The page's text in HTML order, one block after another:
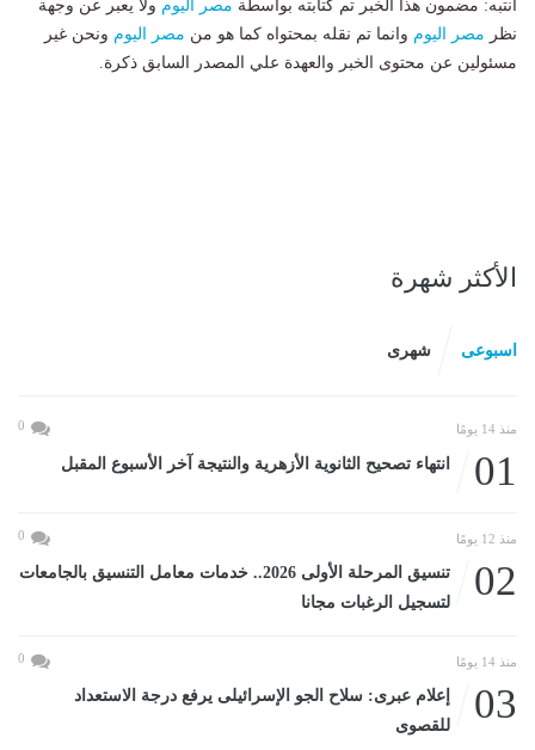
انتبه: مضمون هذا الخبر تم كتابته بواسطة مصر اليوم ولا يعبر عن وجهة
نظر مصر اليوم وانما تم نقله بمحتواه كما هو من مصر اليوم ونحن غير
مسئولين عن محتوى الخبر والعهدة علي المصدر السابق ذكرة.
الأكثر شهرة
اسبوعى شهرى
منذ 14 يومًا 0
01 انتهاء تصحيح الثانوية الأزهرية والنتيجة آخر الأسبوع المقبل
منذ 12 يومًا 0
02
تنسيق المرحلة الأولى 2026.. خدمات معامل التنسيق بالجامعات
لتسجيل الرغبات مجانا
منذ 14 يومًا 0
03
إعلام عبرى: سلاح الجو الإسرائيلى يرفع درجة الاستعداد
للقصوى